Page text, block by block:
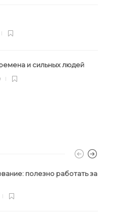
и сильных людей
полезно работать за